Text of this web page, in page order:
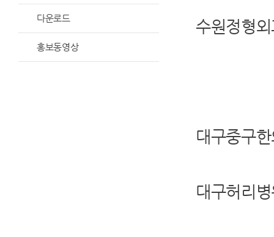
다운로드
홍보동영상
수원정형
대구중구
대구허리